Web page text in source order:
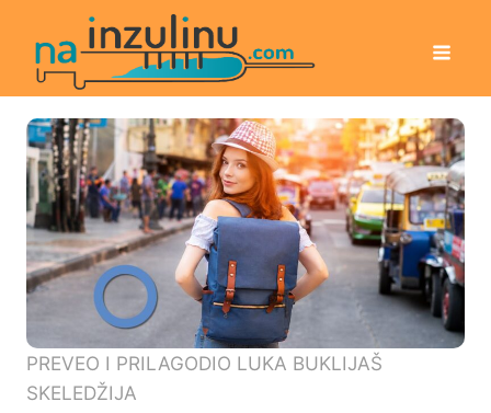
PREVEO I PRILAGODIO LUKA BUKLIJAŠ
SKELEDŽIJA